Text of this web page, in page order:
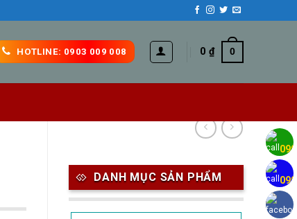
HOTLINE: 0903 009 008 0₫ 0
DANH MỤC SẢN PHẨM